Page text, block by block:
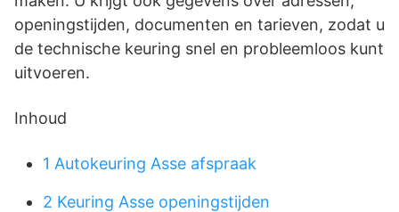
openingstijden, documenten en tarieven, zodat u
de technische keuring snel en probleemloos kunt
uitvoeren.
Inhoud
1 Autokeuring Asse afspraak
2 Keuring Asse openingstijden